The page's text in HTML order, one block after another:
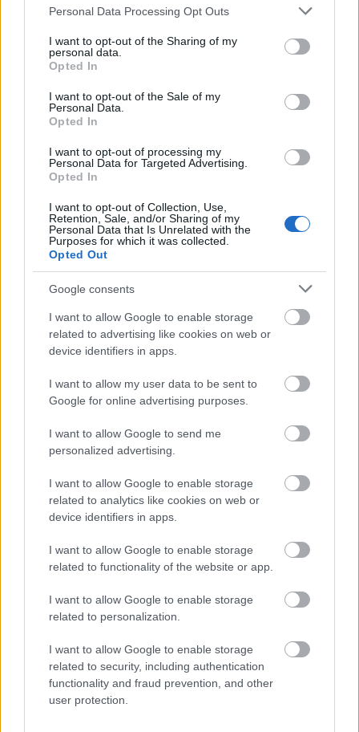
Please note that this website/app uses one or more Google
not limited to your visit or usage behaviour. You may click to
grant or deny consent to Google and its third-party tags to
use your data for below specified purposes in below Google
consent section.
Personal Data Processing Opt Outs
I want to opt-out of the Sharing of my
personal data.
Opted In
I want to opt-out of the Sale of my
Personal Data.
Opted In
I want to opt-out of processing my
Personal Data for Targeted Advertising.
Opted In
I want to opt-out of Collection, Use,
Retention, Sale, and/or Sharing of my
Personal Data that Is Unrelated with the
Purposes for which it was collected.
Opted Out
Google consents
I want to allow Google to enable storage
related to advertising like cookies on web or
device identifiers in apps.
I want to allow my user data to be sent to
Google for online advertising purposes.
I want to allow Google to send me
personalized advertising.
I want to allow Google to enable storage
related to analytics like cookies on web or
device identifiers in apps.
I want to allow Google to enable storage
related to functionality of the website or app.
I want to allow Google to enable storage
related to personalization.
I want to allow Google to enable storage
related to security, including authentication
functionality and fraud prevention, and other
user protection.
mobilok csörgése és a közönség azon rossz
szokása ellen, hogy előadások alatt
okostelefonjaikat bújják.
Forrás: MTI
Koncert Zene Zongora Komolyzene
AZ EMBERSÉG ÜNNEPE
ETNOFON AZ I. ONIFESZT-EN
„NEM TÖBB EZER EMBERRE UTAZUNK, HANEM
EGY VÁLOGATOTT TÁRSASÁGRA”